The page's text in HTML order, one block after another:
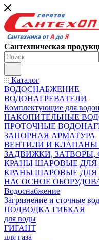
Сантехническая
Каталог
ВОДОСНАБЖЕНИЕ
ВОДОНАГРЕВАТЕЛИ
Комплектующие для
НАКОПИТЕЛЬНЫЕ
ПРОТОЧНЫЕ
ЗАПОРНАЯ АРМАТУРА
ВЕНТИЛИ И КЛАПАНЫ
ЗАДВИЖКИ,
КРАНЫ ШАРОВЫЕ ДЛЯ
КРАНЫ ШАРОВЫЕ ДЛЯ
НАСОСНОЕ
Водоснабжение
Загрязнение и сточные
ПОДВОДКА ГИБКАЯ
для воды
ГИГАНТ
для газа